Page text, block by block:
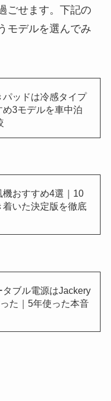
ごせます。下記の
モデルを選んでみ
パッドは冷感タイプ
3モデルを車中泊
機おすすめ4選｜10
いた決定版を徹底
ブル電源はJackery
た｜5年使った本音